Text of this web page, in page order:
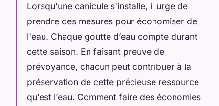
Lorsqu'une canicule s'installe, il urge de
prendre des mesures pour économiser de
l'eau. Chaque goutte d’eau compte durant
cette saison. En faisant preuve de
prévoyance, chacun peut contribuer à la
préservation de cette précieuse ressource
qu’est l’eau. Comment faire des économies